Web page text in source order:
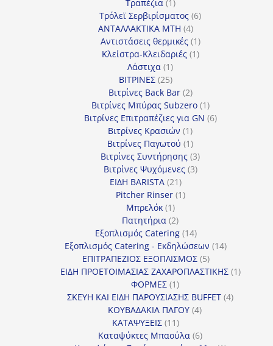
Τραπέζια 11
προϊόν
Τρόλεϊ Σερβιρίσματος 66
ΑΝΤΑΛΛΑΚΤΙΚΑ MTH 44
προϊόντα
Αντιστάσεις θερμικές 11
προϊόν
Κλείστρα-Κλειδαριές 11
Λάστιχα 11
προϊόν
ΒΙΤΡΙΝΕΣ 2525
προϊόντα
Βιτρίνες Back Bar 22
προϊόντα
Βιτρίνες Mπύρας Subzero 11
προϊόν
Βιτρίνες Επιτραπέζιες για GN 66
Βιτρίνες Κρασιών 11
προϊόν
Βιτρίνες Παγωτού 11
προϊόν
Βιτρίνες Συντήρησης 33
προϊόντα
Βιτρίνες Ψυχόμενες 33
ΕΙΔΗ BARISTA 2121
προϊόντα
Pitcher Rinser 11
Μπρελόκ 11
προϊόν
Πατητήρια 22
προϊόντα
Εξοπλισμός Catering 1414
προϊόντα
Εξοπλισμός Catering - Εκδηλώσεων 1414
ΕΠΙΤΡΑΠΕΖΙΟΣ ΕΞΟΠΛΙΣΜΟΣ 55
προϊόντα
ΕΙΔΗ ΠΡΟΕΤΟΙΜΑΣΙΑΣ ΖΑΧΑΡΟΠΛΑΣΤΙΚΗΣ 11
ΦΟΡΜΕΣ 11
προϊόν
ΣΚΕΥΗ ΚΑΙ ΕΙΔΗ ΠΑΡΟΥΣΙΑΣΗΣ BUFFET 44
ΚΟΥΒΑΔΑΚΙΑ ΠΑΓΟΥ 44
ΚΑΤΑΨΥΞΕΙΣ 1111
προϊόντα
Καταψύκτες Μπαούλα 66